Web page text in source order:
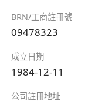
BRN/工商註冊號
09478323
成立日期
1984-12-11
公司註冊地址